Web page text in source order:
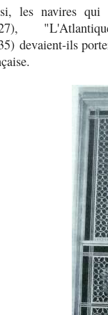
les navires qui
devaient-ils